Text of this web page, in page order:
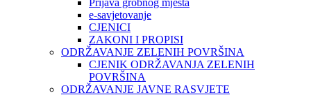
e-savjetovanje
CJENICI
ZAKONI I PROPISI
ODRŽAVANJE ZELENIH POVRŠINA
CJENIK ODRŽAVANJA ZELENIH
POVRŠINA
ODRŽAVANJE JAVNE RASVJETE